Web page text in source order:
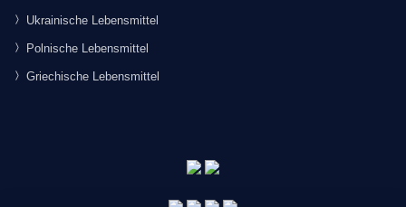
Ukrainische Lebensmittel
Polnische Lebensmittel
Griechische Lebensmittel